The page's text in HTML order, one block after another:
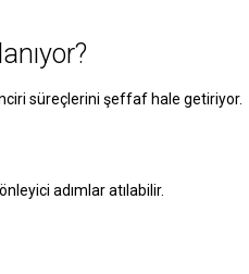
süreçlerini şeffaf hale getiriyor.
adımlar atılabilir.